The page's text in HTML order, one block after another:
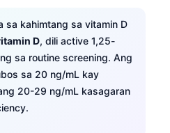
sa kahimtang sa vitamin D
D, dili active 1,25-
sa routine screening. Ang
sa 20 ng/mL kay
20-29 ng/mL kasagaran